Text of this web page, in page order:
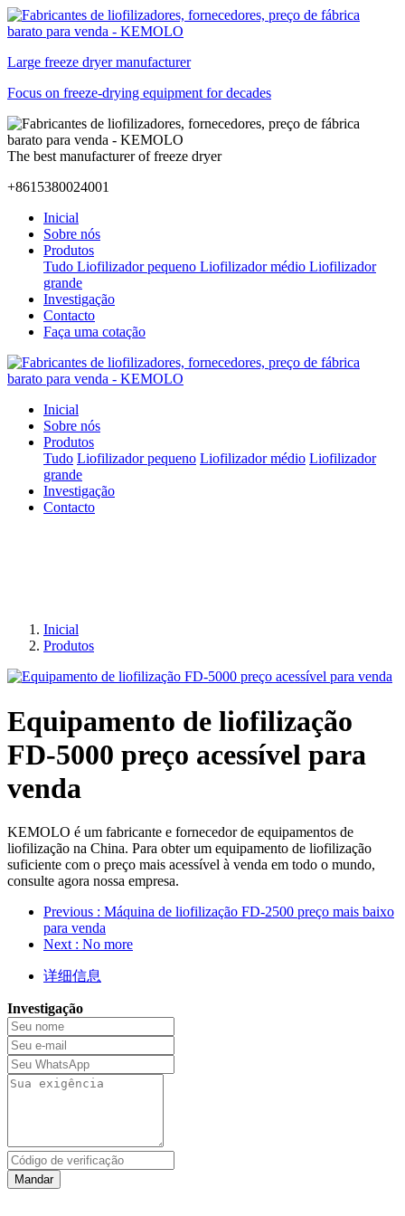
Large freeze dryer manufacturer
Focus on freeze-drying equipment for decades
The best manufacturer of freeze dryer
+8615380024001
Inicial
Sobre nós
Produtos
Tudo Liofilizador pequeno Liofilizador médio Liofilizador
grande
Investigação
Contacto
Faça uma cotação
Inicial
Sobre nós
Produtos
Tudo Liofilizador pequeno Liofilizador médio Liofilizador
grande
Investigação
Contacto
Inicial
Produtos
Equipamento de liofilização
FD-5000 preço acessível para
venda
KEMOLO é um fabricante e fornecedor de equipamentos de
liofilização na China. Para obter um equipamento de liofilização
suficiente com o preço mais acessível à venda em todo o mundo,
consulte agora nossa empresa.
Previous : Máquina de liofilização FD-2500 preço mais baixo
para venda
Next : No more
详细信息
Investigação
Mandar